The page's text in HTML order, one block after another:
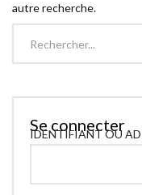
autre recherche.
Se connecter
IDENTIFIANT OU